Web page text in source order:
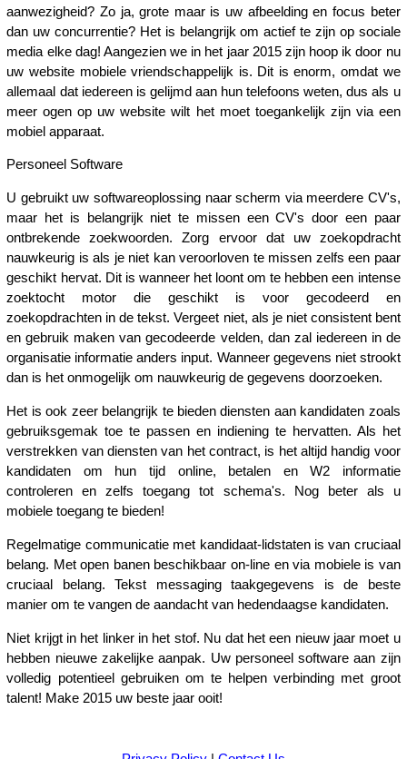
aanwezigheid? Zo ja, grote maar is uw afbeelding en focus beter
dan uw concurrentie? Het is belangrijk om actief te zijn op sociale
media elke dag! Aangezien we in het jaar 2015 zijn hoop ik door nu
uw website mobiele vriendschappelijk is. Dit is enorm, omdat we
allemaal dat iedereen is gelijmd aan hun telefoons weten, dus als u
meer ogen op uw website wilt het moet toegankelijk zijn via een
mobiel apparaat.
Personeel Software
U gebruikt uw softwareoplossing naar scherm via meerdere CV's,
maar het is belangrijk niet te missen een CV's door een paar
ontbrekende zoekwoorden. Zorg ervoor dat uw zoekopdracht
nauwkeurig is als je niet kan veroorloven te missen zelfs een paar
geschikt hervat. Dit is wanneer het loont om te hebben een intense
zoektocht motor die geschikt is voor gecodeerd en
zoekopdrachten in de tekst. Vergeet niet, als je niet consistent bent
en gebruik maken van gecodeerde velden, dan zal iedereen in de
organisatie informatie anders input. Wanneer gegevens niet strookt
dan is het onmogelijk om nauwkeurig de gegevens doorzoeken.
Het is ook zeer belangrijk te bieden diensten aan kandidaten zoals
gebruiksgemak toe te passen en indiening te hervatten. Als het
verstrekken van diensten van het contract, is het altijd handig voor
kandidaten om hun tijd online, betalen en W2 informatie
controleren en zelfs toegang tot schema's. Nog beter als u
mobiele toegang te bieden!
Regelmatige communicatie met kandidaat-lidstaten is van cruciaal
belang. Met open banen beschikbaar on-line en via mobiele is van
cruciaal belang. Tekst messaging taakgegevens is de beste
manier om te vangen de aandacht van hedendaagse kandidaten.
Niet krijgt in het linker in het stof. Nu dat het een nieuw jaar moet u
hebben nieuwe zakelijke aanpak. Uw personeel software aan zijn
volledig potentieel gebruiken om te helpen verbinding met groot
talent! Make 2015 uw beste jaar ooit!